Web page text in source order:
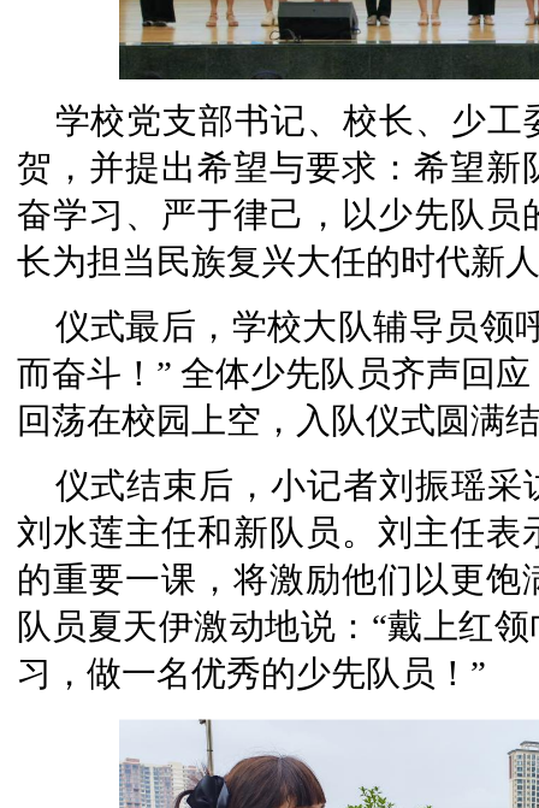
学校党支部书记、校长、少
贺，并提出希望与要求：希望
奋学习、严于律己，以少先队
长为担当民族复兴大任的时代新
仪式最后，学校大队辅导员领
而奋斗！” 全体少先队员齐声回
回荡在校园上空，入队仪式圆满
仪式结束后，小记者刘振瑶
刘水莲主任和新队员。刘主任
的重要一课，将激励他们以更
队员夏天伊激动地说：“戴上红
习，做一名优秀的少先队员！”